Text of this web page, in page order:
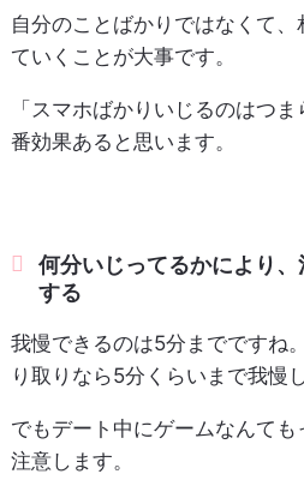
自分のことばかりではなくて
ていくことが大事です。
「スマホばかりいじるのはつ
番効果あると思います。
何分いじってるかにより
する
我慢できるのは5分までですね
り取りなら5分くらいまで我慢
でもデート中にゲームなんて
注意します。